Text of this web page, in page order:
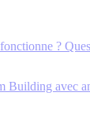
?
Building avec